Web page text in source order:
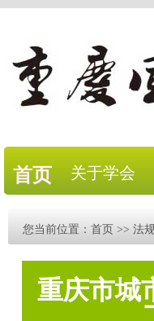
首页 关于学会
您当前位置： 首页 >> 法
重庆市城